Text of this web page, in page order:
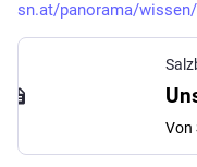
sn.at/panorama/
Von